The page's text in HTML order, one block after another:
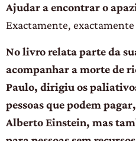
Ajudar a encontrar o
Exactamente, exactamente
No livro relata parte da
acompanhar a morte de
Paulo, dirigiu os
pessoas que podem
Alberto Einstein, mas